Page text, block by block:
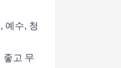
예수, 청
좋고 무